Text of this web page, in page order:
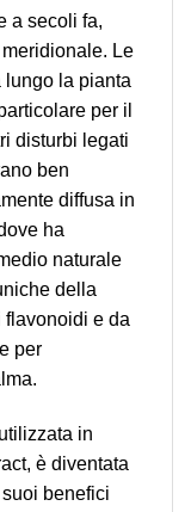
a secoli fa,
Le
lungo la pianta
per il
disturbi legati
ben
diffusa in
ha
naturale
della
flavonoidi e da
per
in
è diventata
benefici